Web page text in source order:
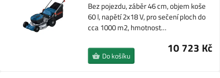
Bez pojezdu, záběr 46 cm, objem koše
60 l, napětí 2x18 V, pro sečení ploch do
cca 1000 m2, hmotnost…
10 723 Kč
Do košíku